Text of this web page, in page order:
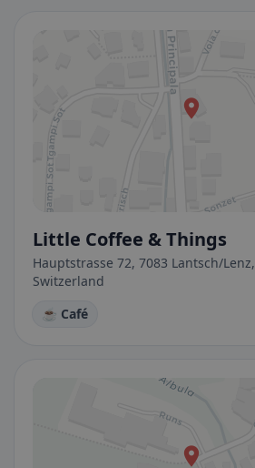
Little Coffee & Things
Hauptstrasse 72, 7083 Lantsch/Lenz,
Switzerland
☕ Café